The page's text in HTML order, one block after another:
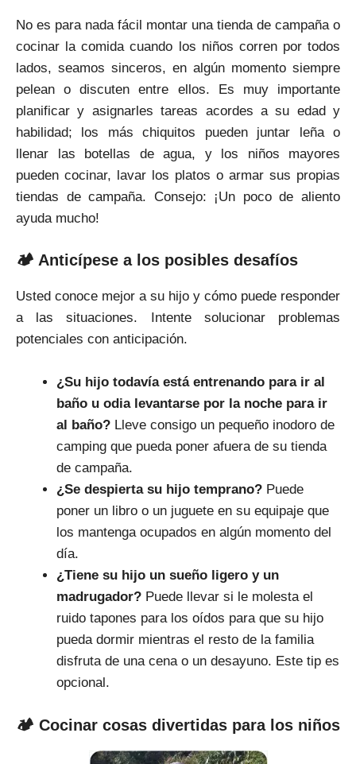
No es para nada fácil montar una tienda de campaña o
cocinar la comida cuando los niños corren por todos
lados, seamos sinceros, en algún momento siempre
pelean o discuten entre ellos. Es muy importante
planificar y asignarles tareas acordes a su edad y
habilidad; los más chiquitos pueden juntar leña o
llenar las botellas de agua, y los niños mayores
pueden cocinar, lavar los platos o armar sus propias
tiendas de campaña. Consejo: ¡Un poco de aliento
ayuda mucho!
🏕 Anticípese a los posibles desafíos
Usted conoce mejor a su hijo y cómo puede responder
a las situaciones. Intente solucionar problemas
potenciales con anticipación.
¿Su hijo todavía está entrenando para ir al
baño u odia levantarse por la noche para ir
al baño? Lleve consigo un pequeño inodoro de
camping que pueda poner afuera de su tienda
de campaña.
¿Se despierta su hijo temprano? Puede
poner un libro o un juguete en su equipaje que
los mantenga ocupados en algún momento del
día.
¿Tiene su hijo un sueño ligero y un
madrugador? Puede llevar si le molesta el
ruido tapones para los oídos para que su hijo
pueda dormir mientras el resto de la familia
disfruta de una cena o un desayuno. Este tip es
opcional.
🏕 Cocinar cosas divertidas para los niños